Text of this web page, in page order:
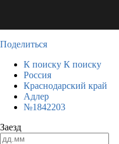
Поделиться
К поиску К поиску
Россия
Краснодарский край
Адлер
№1842203
Заезд